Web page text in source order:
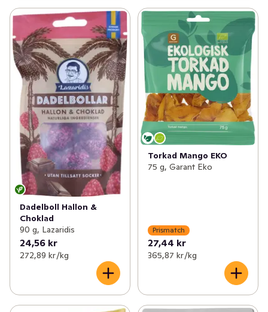
Dadelboll Hallon &
Choklad
90 g, Lazaridis
24,56 kr
272,89 kr /kg
Torkad Mango EKO
75 g, Garant Eko
Prismatch
27,44 kr
365,87 kr /kg